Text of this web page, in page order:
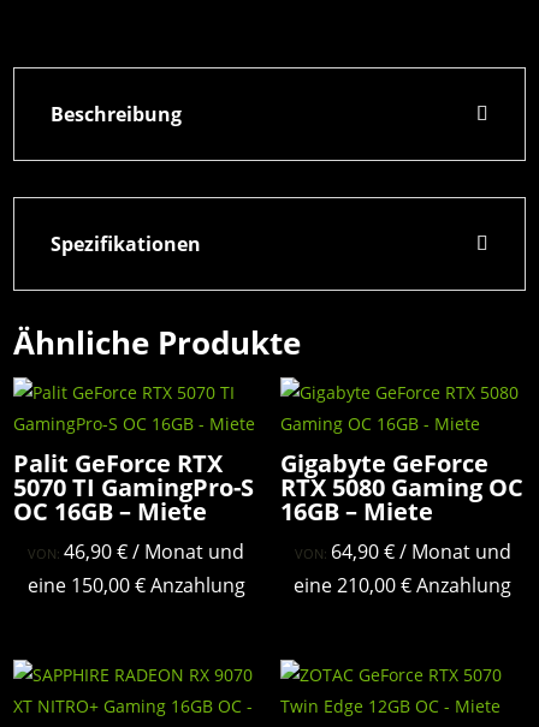
Beschreibung
Spezifikationen
Ähnliche Produkte
Palit GeForce RTX
5070 TI GamingPro-S
OC 16GB – Miete
VON:46,90€/ Monat und
eine 150,00€Anzahlung
Gigabyte GeForce
RTX 5080 Gaming OC
16GB – Miete
VON: 64,90€/ Monat und
eine210,00€Anzahlung